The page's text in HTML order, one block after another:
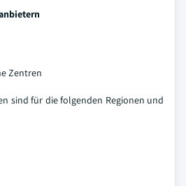
Zentren
sind für die folgenden Regionen und